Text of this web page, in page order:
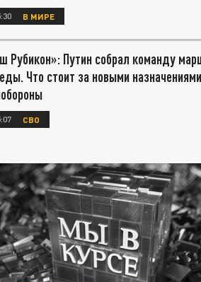
В МИРЕ
Рубикон»: Путин собрал команду
Что стоит за новыми
СВО